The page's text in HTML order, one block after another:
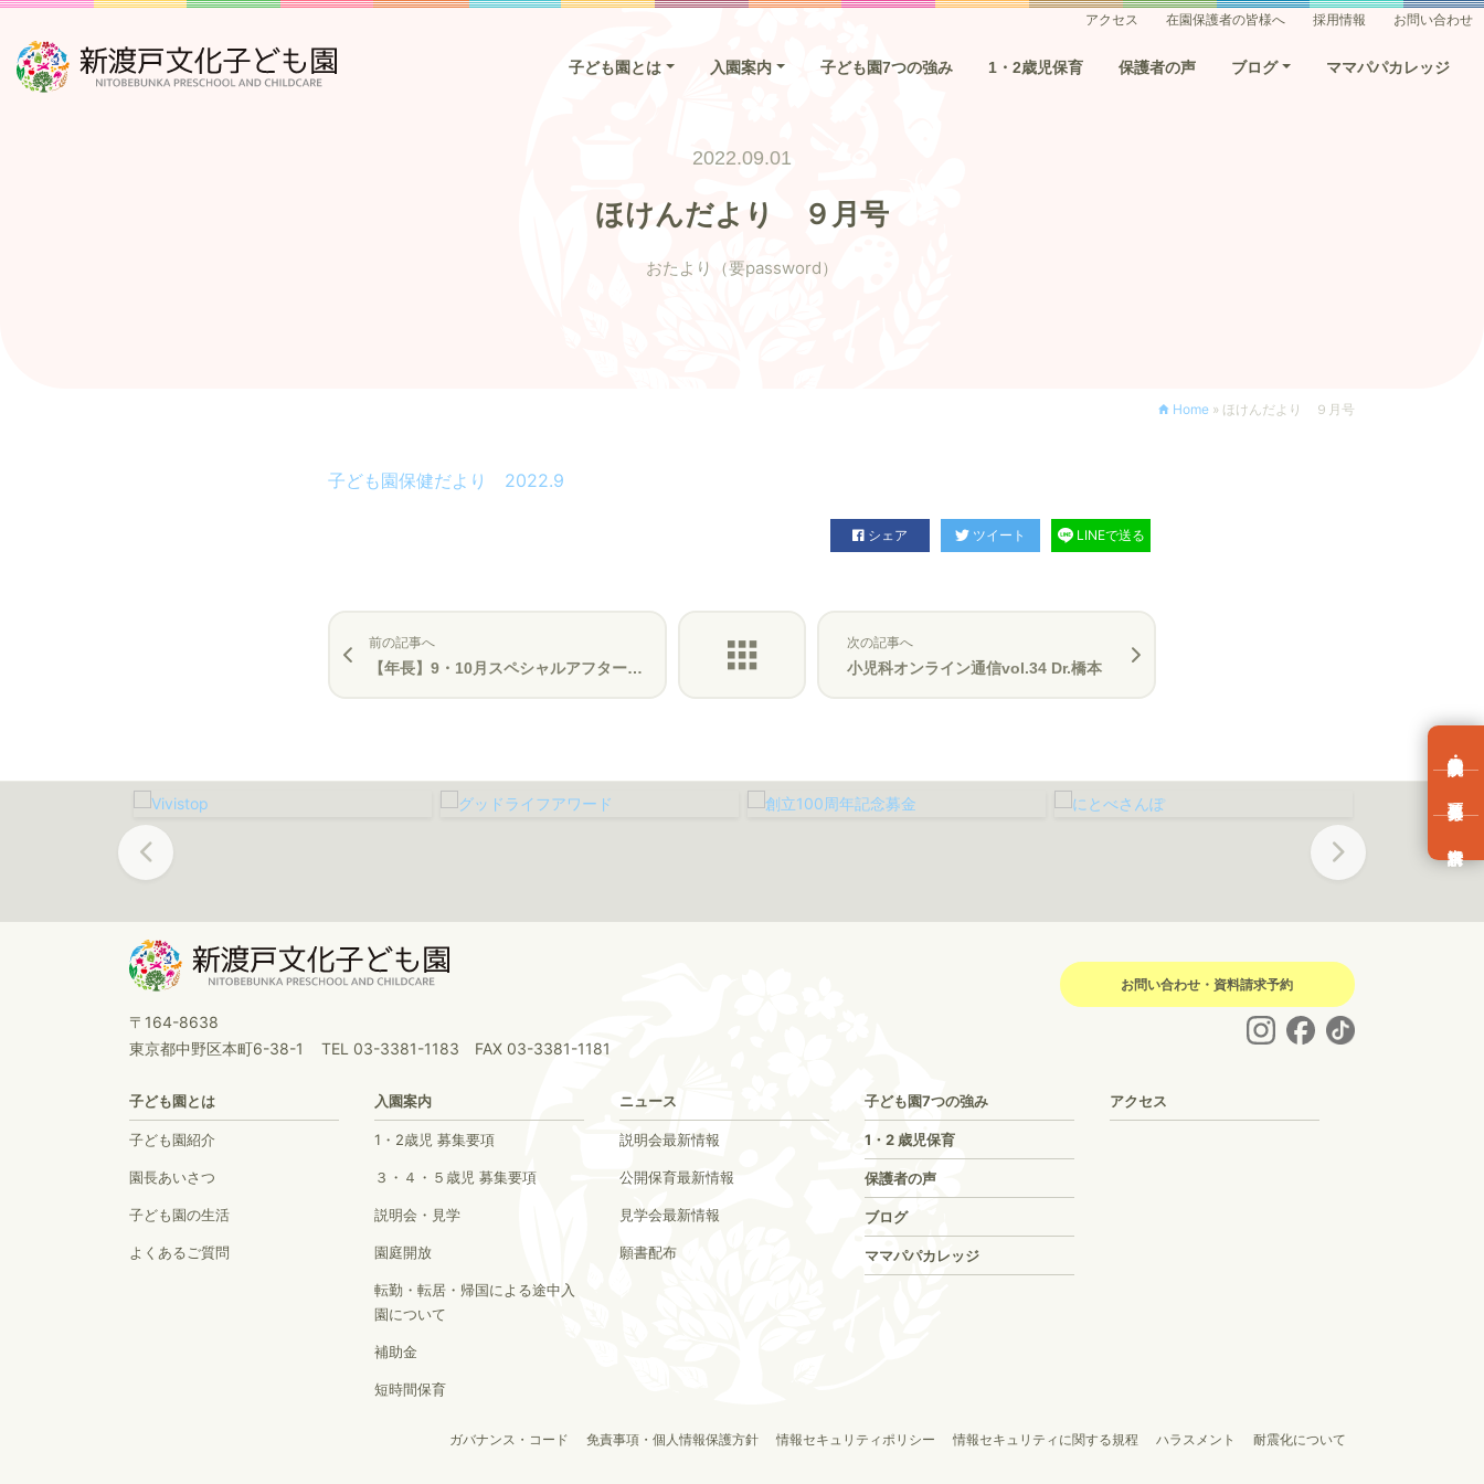
アクセス 在園保護者の皆様へ 採用情報 お問い合わせ
子ども園とは 入園案内 子ども園7つの強み 1・2歳児保育 保護者の声 ブログ ママパパカレッジ
2022.09.01
ほけんだより ９月号
おたより（要password）
Home » ほけんだより ９月号
子ども園保健だより 2022.9
シェア ツイート LINEで送る
前の記事へ
【年長】9・10月スペシャルアフタープログラム参加者募集
次の記事へ
小児科オンライン通信vol.34 Dr.橋本
Previous Next
〒164-8638
東京都中野区本町6-38-1
TEL 03-3381-1183 FAX 03-3381-1181
お問い合わせ・資料請求予約
子ども園とは
子ども園紹介
園長あいさつ
子ども園の生活
よくあるご質問
入園案内
1・2歳児 募集要項
３・４・５歳児 募集要項
説明会・見学
園庭開放
転勤・転居・帰国による途中入
園について
補助金
短時間保育
ニュース
説明会最新情報
公開保育最新情報
見学会最新情報
願書配布
子ども園7つの強み
1・2 歳児保育
保護者の声
ブログ
ママパパカレッジ
アクセス
ガバナンス・コード 免責事項・個人情報保護方針 情報セキュリティポリシー 情報セキュリティに関する規程 ハラスメント 耐震化について